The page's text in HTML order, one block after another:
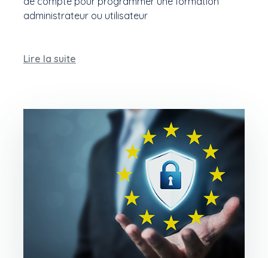
administrateur ou utilisateur
Lire la suite